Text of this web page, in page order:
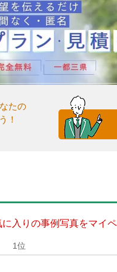
たの
！
に入りの事例写真をマイ